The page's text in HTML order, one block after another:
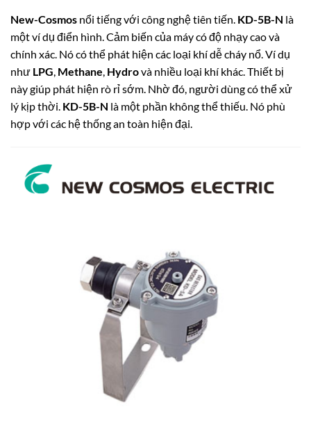
New-Cosmos nổi tiếng với công nghệ tiên tiến. KD-5B-N là
một ví dụ điển hình. Cảm biến của máy có độ nhạy cao và
chính xác. Nó có thể phát hiện các loại khí dễ cháy nổ. Ví dụ
như LPG, Methane, Hydrovà nhiều loại khí khác. Thiết bị
này giúp phát hiện rò rỉ sớm. Nhờ đó, người dùng có thể xử
lý kịp thời. KD-5B-N là một phần không thể thiếu. Nó phù
hợp với các hệ thống an toàn hiện đại.